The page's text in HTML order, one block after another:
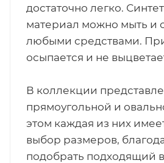
достаточно легко.
материал можно мыть и
любыми средствами.
осыпается и не
В коллекции
прямоугольной и
этом каждая из них
выбор размеров,
подобрать подходящий